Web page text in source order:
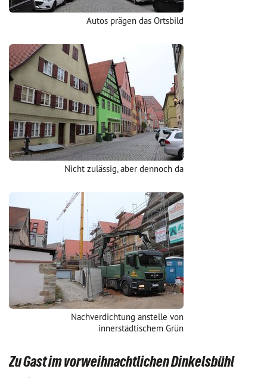
Autos prägen das Ortsbild
Nicht zulässig, aber dennoch da
Nachverdichtung anstelle von
innerstädtischem Grün
Zu Gast im vorweihnachtlichen Dinkelsbühl